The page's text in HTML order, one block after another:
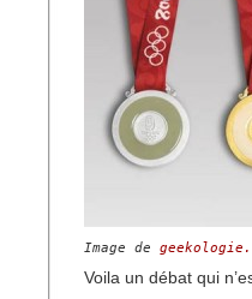
Image de
Voila un débat qui